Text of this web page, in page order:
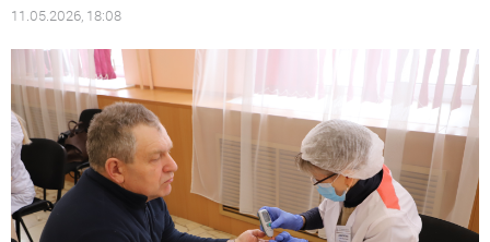
11.05.2026, 18:08